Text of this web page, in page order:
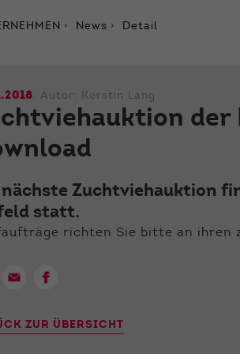
News Detail
, Autor: Kerstin Lang
der
nächste Zuchtviehauktion
statt.
richten Sie bitte an ihren
ZUR ÜBERSICHT